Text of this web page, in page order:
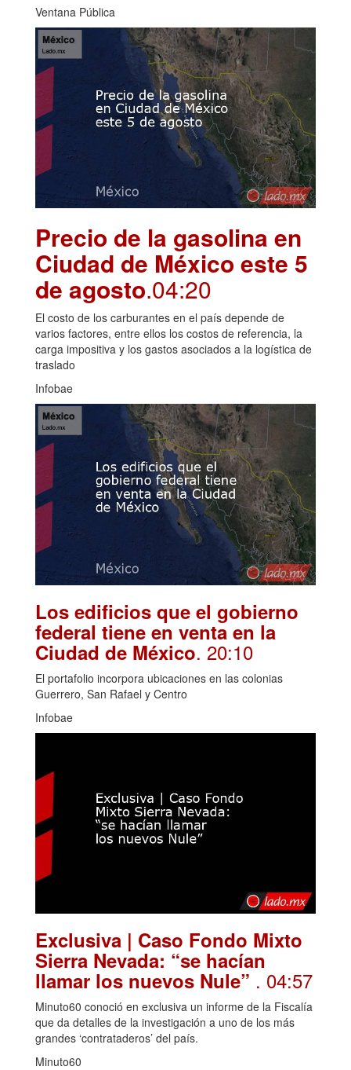
Ventana Pública
Precio de la gasolina en
Ciudad de México este 5
de agosto.04:20
El costo de los carburantes en el país depende de
varios factores, entre ellos los costos de referencia, la
carga impositiva y los gastos asociados a la logística de
traslado
Infobae
Los edificios que el gobierno
federal tiene en venta en la
Ciudad de México. 20:10
El portafolio incorpora ubicaciones en las colonias
Guerrero, San Rafael y Centro
Infobae
Exclusiva | Caso Fondo Mixto
Sierra Nevada: “se hacían
llamar los nuevos Nule” . 04:57
Minuto60 conoció en exclusiva un informe de la Fiscalía
que da detalles de la investigación a uno de los más
grandes ‘contrataderos’ del país.
Minuto60